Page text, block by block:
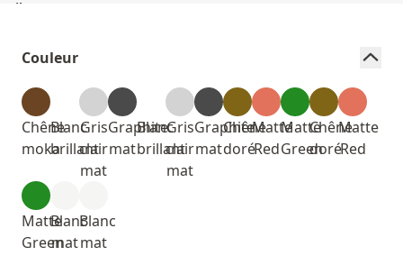
Couleur
Chêne
moka
Blanc
brillant
Gris
clair
mat
Graphite
mat
Blanc
brillant
Gris
clair
mat
Graphite
mat
Chêne
doré
Matte
Red
Matte
Green
Chêne
doré
Matte
Red
Matte
Green
Blanc
mat
Blanc
mat